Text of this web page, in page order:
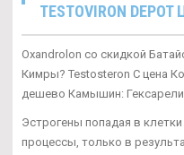
TESTOVIRON
Oxandrolon со скидкой
Кимры? Testosteron C цена
дешево Камышин:
Эстрогены попадая в
процессы, только в